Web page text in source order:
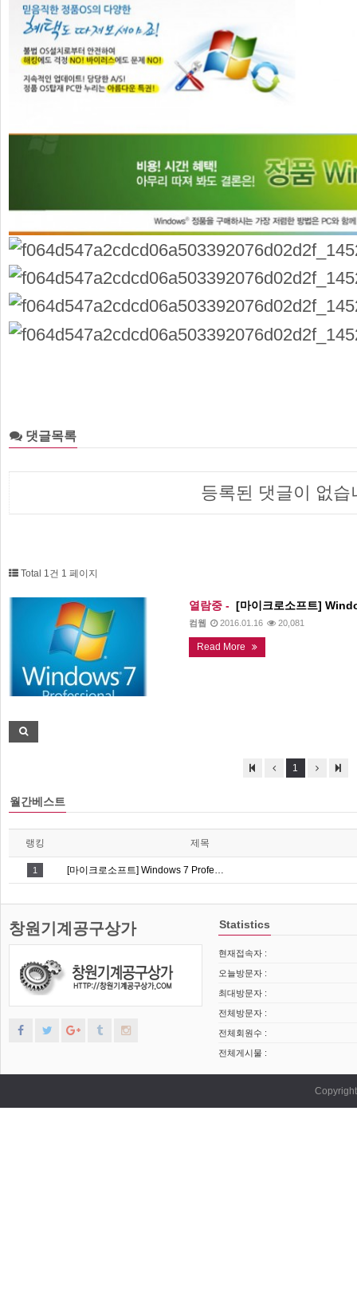
댓글목록
등록된 댓글이 없습
Total 1건 1 페이지
열람중 - [마이크로소프트]
컴웹 2016.01.16 20,081
Read More
1
월간베스트
랭킹 제목
1 [마이크로소프트] Windows 7 Profe…
창원기계공구상가 Statistics
현재접속자 :
오늘방문자 :
최대방문자 :
전체방문자 :
전체회원수 :
전체게시물 :